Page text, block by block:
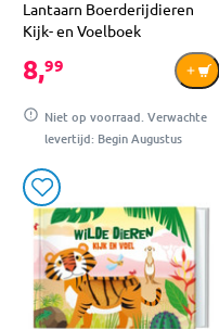
Lantaarn Boerderijdieren
Kijk- en Voelboek
8,99
Niet op voorraad. Verwachte
levertijd: Begin Augustus